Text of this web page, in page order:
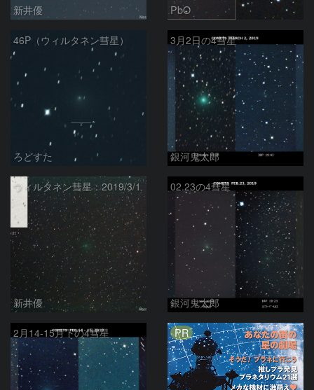
新井優 PbO
46P（ウィルタネン彗星）
ろどすた
3月2日の4彗星
銀河鬼太郎
ウィルタネン彗星：2019/3/1
新井優
02.23の4彗星
銀河鬼太郎
2月14-15月下の4彗星 PR